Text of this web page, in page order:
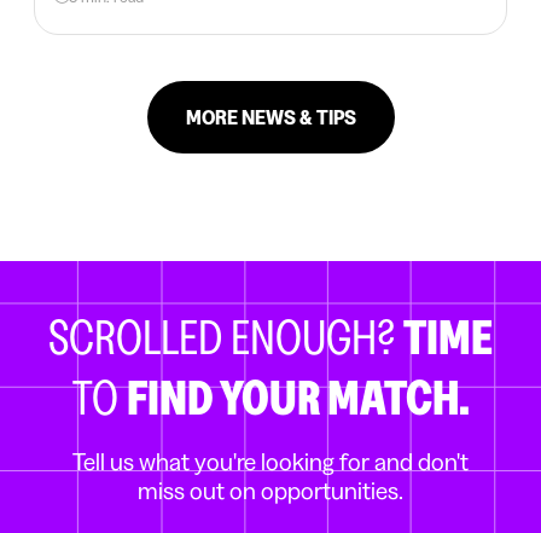
MORE NEWS & TIPS
SCROLLED ENOUGH?TIME
TOFIND YOUR MATCH.
Tell us what you're looking for and don't
miss out on opportunities.